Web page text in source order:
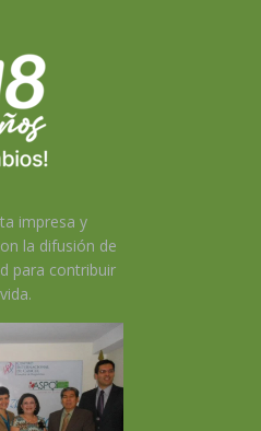
impresa y
la difusión de
para contribuir